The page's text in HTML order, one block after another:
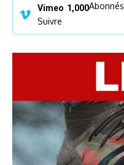
Vimeo 1,000Abonnés
Suivre